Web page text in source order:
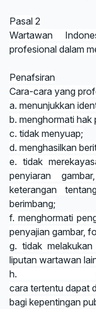
Pasal 2
Wartawan
profesional dalam
Penafsiran
Cara-cara yang
a. menunjukkan
b. menghormati hak
c. tidak menyuap;
d. menghasilkan
e. tidak
penyiaran
keterangan
berimbang;
f. menghormati
penyajian gambar,
g. tidak
liputan wartawan
h.
cara tertentu dapat
bagi kepentingan